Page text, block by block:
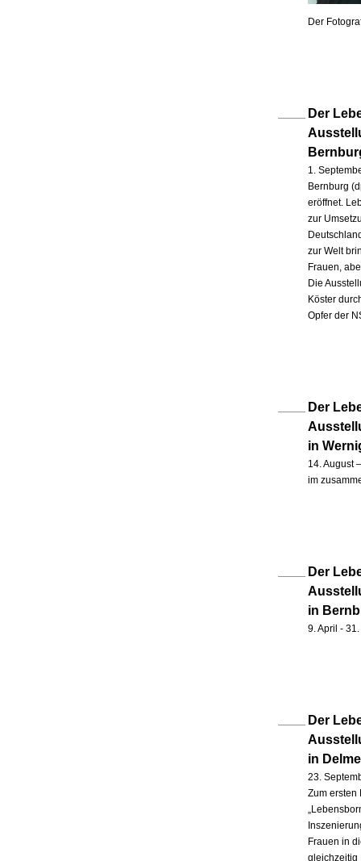
Der
Der
1.
Bernburg
eröffnet.
zur
zur Welt
Frauen,
Die
Köster
Opfer der
Der
in
14. August
im
Der
in
9. April -
Der
in
23.
Zum ersten
Frauen in
gleichzeitig